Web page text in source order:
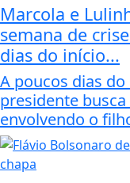
Marcola e
semana de
dias do início...
A poucos dias
presidente
envolvendo o